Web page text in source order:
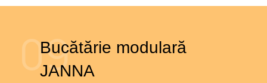
09
Bucătărie modulară
JANNA